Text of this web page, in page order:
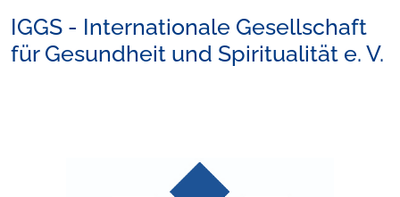
IGGS - Internationale Gesellschaft
für Gesundheit und Spiritualität e. V.